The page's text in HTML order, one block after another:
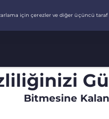
Bitmesine